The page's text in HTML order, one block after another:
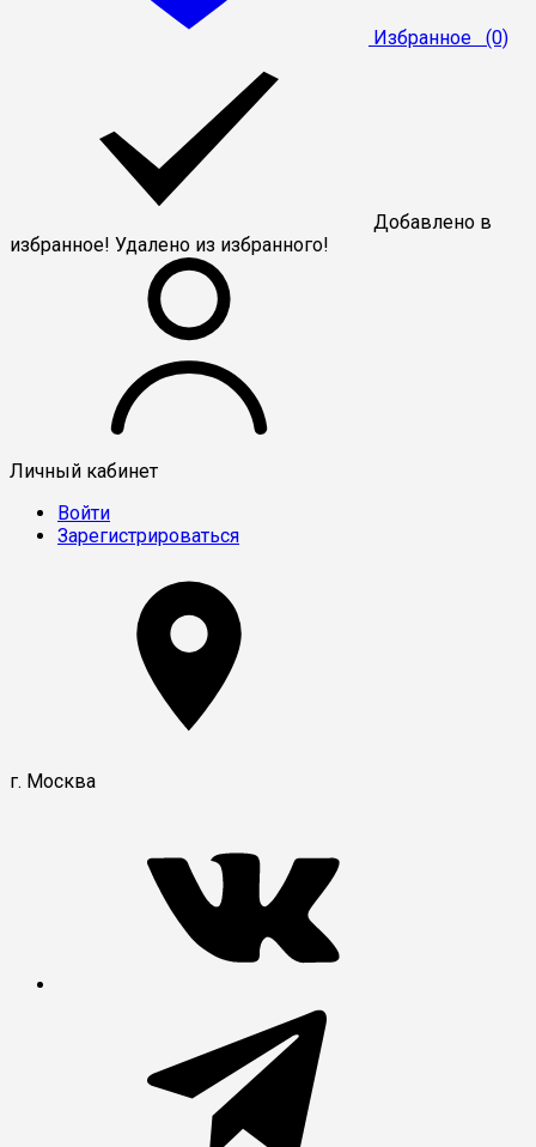
Избранное (0)
Добавлено в
избранное! Удалено из избранного!
Личный кабинет
Войти
Зарегистрироваться
г. Москва